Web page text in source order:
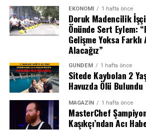
MASAK raporunda hangi
MASAK raporuna göre Ahbap
EKONOMI 1 hafta önce
Doruk Madencilik
Önünde Sert Eylem:
Gelişme Yoksa
Alacağız”
GÜNDEM 1 hafta önce
Sitede Kaybolan 2
Havuzda Ölü Bulundu
MAGAZIN 1 hafta önce
MasterChef
Kaşıkçı’ndan Acı